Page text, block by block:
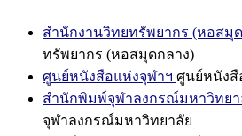
สำนักงานวิทยทรัพยากร (หอสมุ
ทรัพยากร (หอสมุดกลาง)
ศูนย์หนังสือแห่งจุฬาฯ ศูนย์หนังสื
สำนักพิมพ์จุฬาลงกรณ์มหาวิทยา
จุฬาลงกรณ์มหาวิทยาลัย